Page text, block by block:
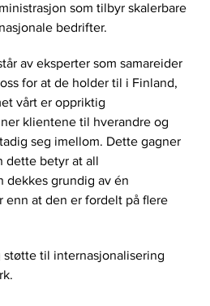
som tilbyr skalerbare
bedrifter.
av eksperter som samareider
for at de holder til i Finland,
vårt er oppriktig
klientene til hverandre og
seg imellom. Dette gagner
dette betyr at all
dekkes grundig av én
enn at den er fordelt på flere
støtte til internasjonalisering